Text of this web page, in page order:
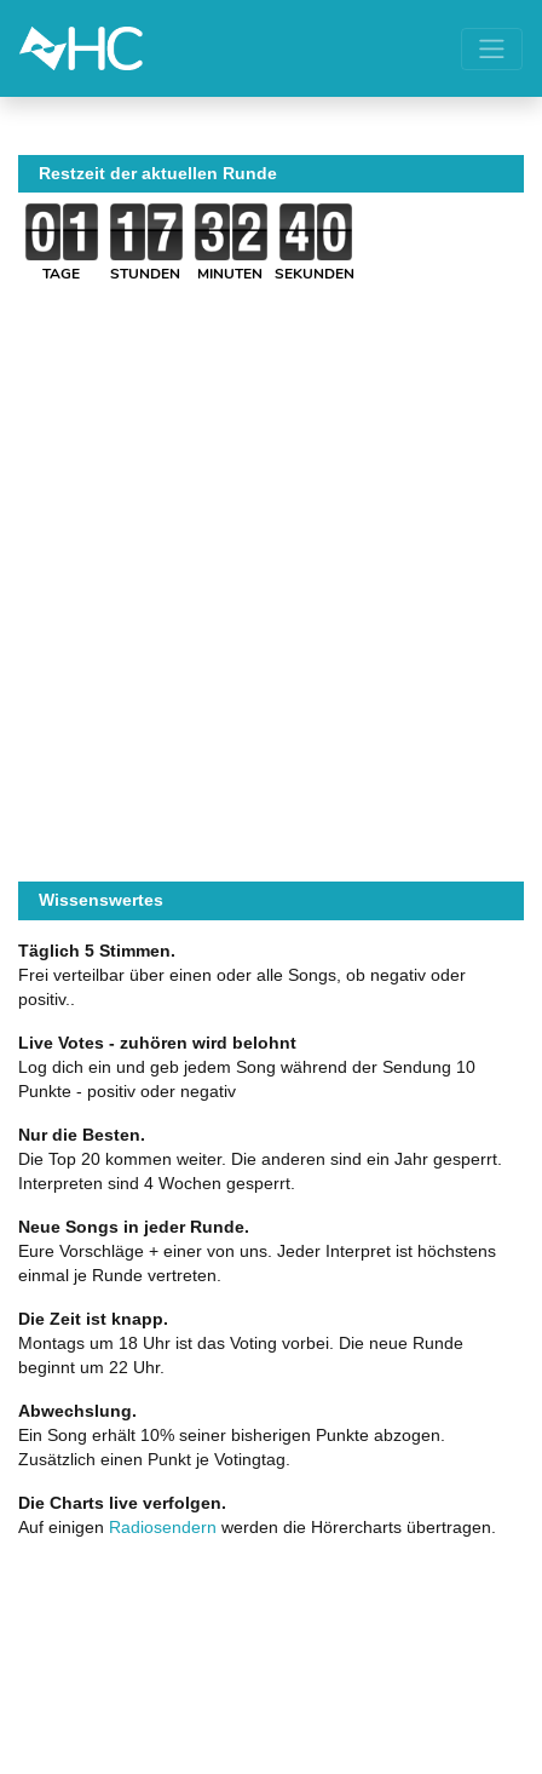
Restzeit der aktuellen Runde
TAGE STUNDEN MINUTEN SEKUNDEN
Wissenswertes
Täglich 5 Stimmen.
Frei verteilbar über einen oder alle Songs, ob negativ oder
positiv..
Live Votes - zuhören wird belohnt
Log dich ein und geb jedem Song während der Sendung 10
Punkte - positiv oder negativ
Nur die Besten.
Die Top 20 kommen weiter. Die anderen sind ein Jahr gesperrt.
Interpreten sind 4 Wochen gesperrt.
Neue Songs in jeder Runde.
Eure Vorschläge + einer von uns. Jeder Interpret ist höchstens
einmal je Runde vertreten.
Die Zeit ist knapp.
Montags um 18 Uhr ist das Voting vorbei. Die neue Runde
beginnt um 22 Uhr.
Abwechslung.
Ein Song erhält 10% seiner bisherigen Punkte abzogen.
Zusätzlich einen Punkt je Votingtag.
Die Charts live verfolgen.
Auf einigen Radiosendern werden die Hörercharts übertragen.